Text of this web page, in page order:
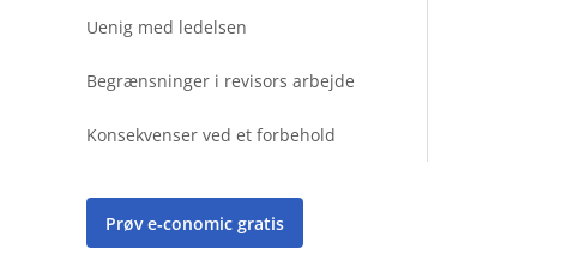
Uenig med ledelsen
Begrænsninger i revisors arbejde
Konsekvenser ved et forbehold
Prøv e‑conomic gratis